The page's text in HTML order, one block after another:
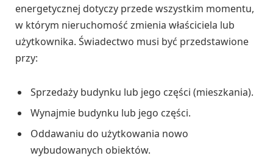
energetycznej dotyczy przede wszystkim momentu,
w którym nieruchomość zmienia właściciela lub
użytkownika. Świadectwo musi być przedstawione
przy:
Sprzedaży budynku lub jego części (mieszkania).
Wynajmie budynku lub jego części.
Oddawaniu do użytkowania nowo
wybudowanych obiektów.